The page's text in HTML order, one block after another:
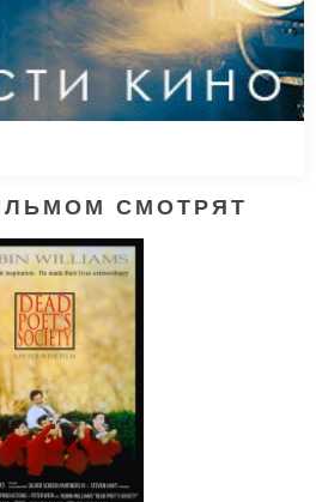
СМОТРЯТ